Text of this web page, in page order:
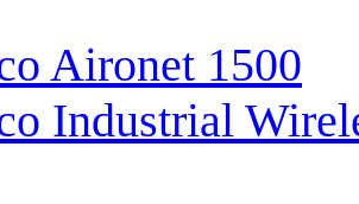
Aironet 1500
Industrial